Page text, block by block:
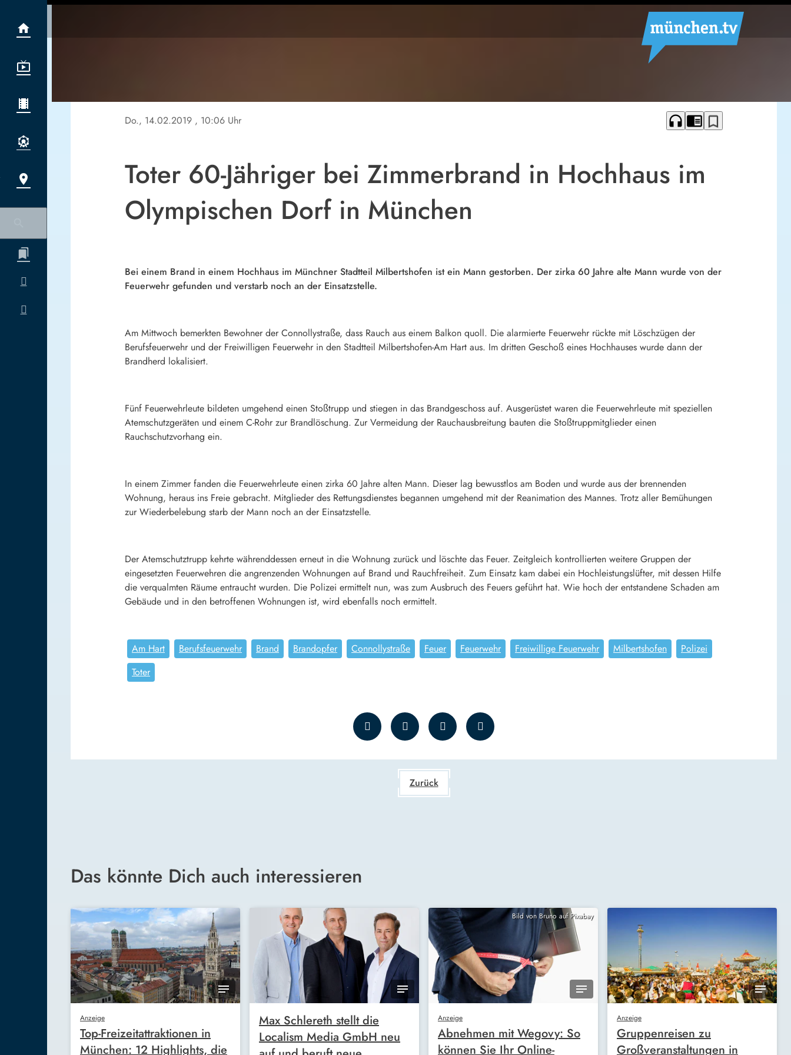
Do., 14.02.2019 , 10:06 Uhr headphones chrome_reader_mode bookmark_border
Toter 60-Jähriger bei Zimmerbrand in Hochhaus im
Olympischen Dorf in München
Bei einem Brand in einem Hochhaus im Münchner Stadtteil Milbertshofen ist ein Mann gestorben. Der zirka 60 Jahre alte Mann wurde von der
Feuerwehr gefunden und verstarb noch an der Einsatzstelle.
Am Mittwoch bemerkten Bewohner der Connollystraße, dass Rauch aus einem Balkon quoll. Die alarmierte Feuerwehr rückte mit Löschzügen der
Berufsfeuerwehr und der Freiwilligen Feuerwehr in den Stadtteil Milbertshofen-Am Hart aus. Im dritten Geschoß eines Hochhauses wurde dann der
Brandherd lokalisiert.
Fünf Feuerwehrleute bildeten umgehend einen Stoßtrupp und stiegen in das Brandgeschoss auf. Ausgerüstet waren die Feuerwehrleute mit speziellen
Atemschutzgeräten und einem C-Rohr zur Brandlöschung. Zur Vermeidung der Rauchausbreitung bauten die Stoßtruppmitglieder einen
Rauchschutzvorhang ein.
In einem Zimmer fanden die Feuerwehrleute einen zirka 60 Jahre alten Mann. Dieser lag bewusstlos am Boden und wurde aus der brennenden
Wohnung, heraus ins Freie gebracht. Mitglieder des Rettungsdienstes begannen umgehend mit der Reanimation des Mannes. Trotz aller Bemühungen
zur Wiederbelebung starb der Mann noch an der Einsatzstelle.
Der Atemschutztrupp kehrte währenddessen erneut in die Wohnung zurück und löschte das Feuer. Zeitgleich kontrollierten weitere Gruppen der
eingesetzten Feuerwehren die angrenzenden Wohnungen auf Brand und Rauchfreiheit. Zum Einsatz kam dabei ein Hochleistungslüfter, mit dessen Hilfe
die verqualmten Räume entraucht wurden. Die Polizei ermittelt nun, was zum Ausbruch des Feuers geführt hat. Wie hoch der entstandene Schaden am
Gebäude und in den betroffenen Wohnungen ist, wird ebenfalls noch ermittelt.
Am Hart Berufsfeuerwehr Brand Brandopfer Connollystraße Feuer Feuerwehr Freiwillige Feuerwehr Milbertshofen
Polizei
Toter
Zurück
Das könnte Dich auch interessieren
Anzeige
Top-Freizeitattraktionen in
München: 12 Highlights, die
Max Schlereth stellt die
Localism Media GmbH neu
Bild von Bruno auf Pixabay
Anzeige
Abnehmen mit Wegovy: So
können Sie Ihr Online-
Anzeige
Gruppenreisen zu
Großveranstaltungen in